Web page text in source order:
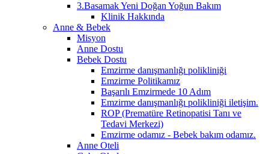
3.Basamak Yeni Doğan Yoğun Bakım
Klinik Hakkında
Anne & Bebek
Misyon
Anne Dostu
Bebek Dostu
Emzirme danışmanlığı polikliniği
Emzirme Politikamız
Başarılı Emzirmede 10 Adım
Emzirme danışmanlığı polikliniği iletişim.
ROP (Prematüre Retinopatisi Tanı ve
Tedavi Merkezi)
Emzirme odamız - Bebek bakım odamız.
Anne Oteli